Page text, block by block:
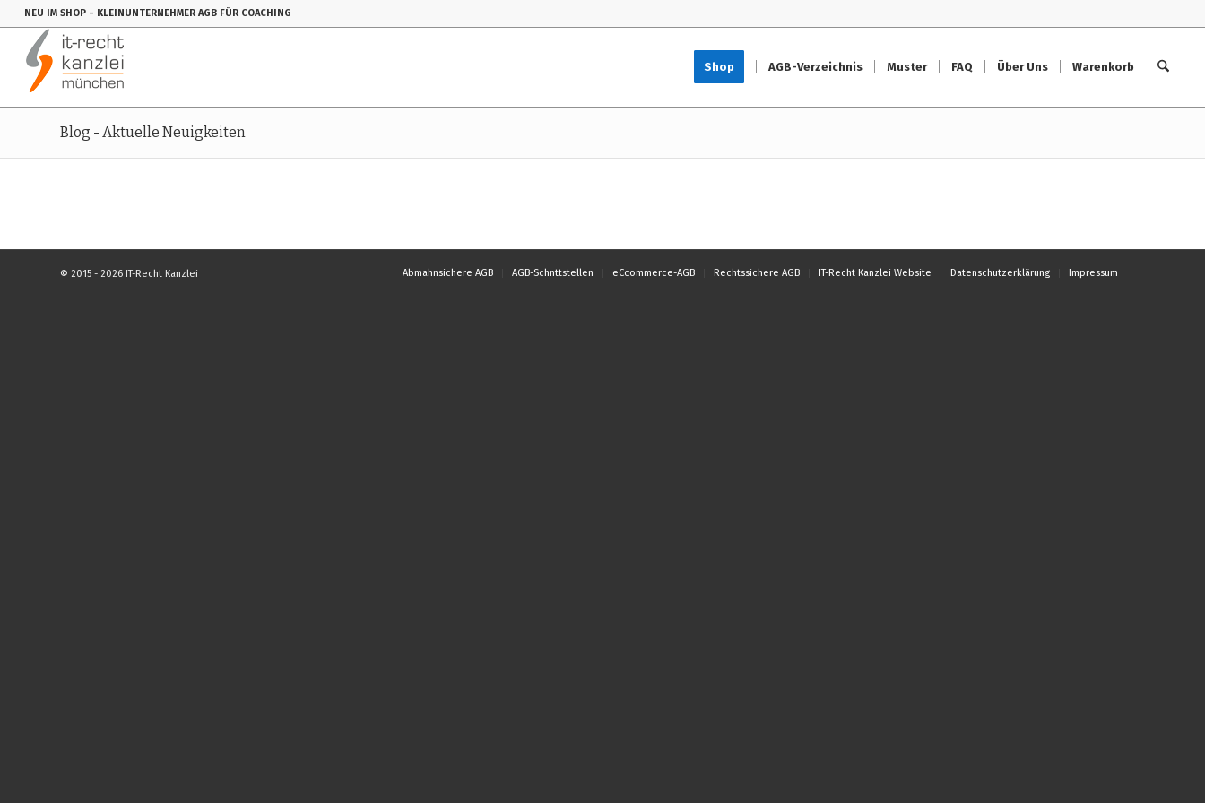
NEU IM SHOP - KLEINUNTERNEHMER AGB FÜR COACHING
Shop AGB-Verzeichnis Muster FAQ Über Uns Warenkorb
Blog - Aktuelle Neuigkeiten
© 2015 - 2026 IT-Recht Kanzlei Abmahnsichere AGB AGB-Schnttstellen eCcommerce-AGB Rechtssichere AGB IT-Recht Kanzlei Website Datenschutzerklärung Impressum